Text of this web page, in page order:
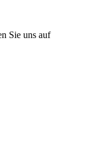
Sie uns auf